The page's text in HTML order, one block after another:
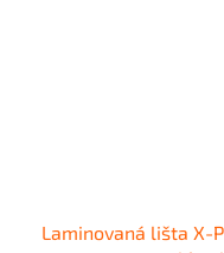
Laminovaná lišta X-